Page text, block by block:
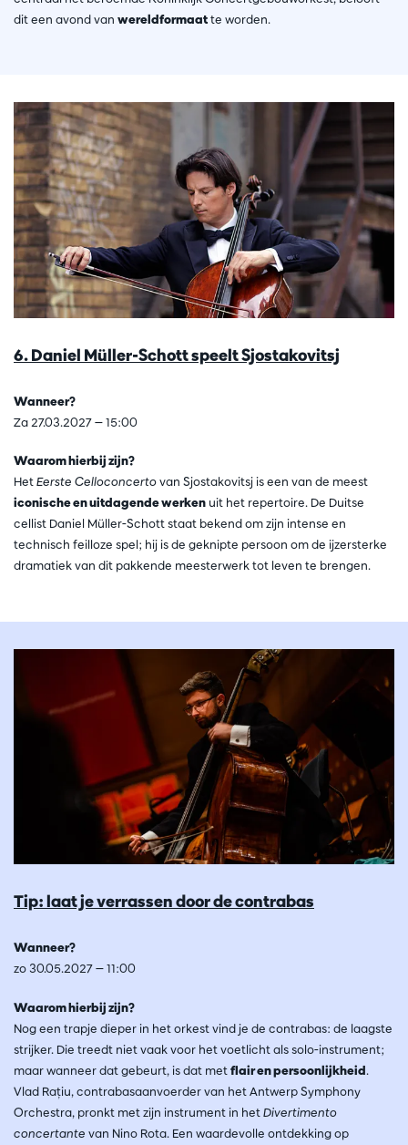
dit een avond van wereldformaatte worden.
6. Daniel Müller-Schott speelt Sjostakovitsj
Wanneer?
Za 27.03.2027 — 15:00
Waarom hierbij zijn?
HetEerste Celloconcertovan Sjostakovitsj is een van de meest
iconische en uitdagende werken uit het repertoire. De Duitse
cellist Daniel Müller-Schott staat bekend om zijn intense en
technisch feilloze spel; hij is de geknipte persoon om de ijzersterke
dramatiek van dit pakkende meesterwerk tot leven te brengen.
Tip: laat je verrassen door de contrabas
Wanneer?
zo 30.05.2027 — 11:00
Waarom hierbij zijn?
Nog een trapje dieper in het orkest vind je de contrabas: de laagste
strijker. Die treedt niet vaak voor het voetlicht als solo-instrument;
maar wanneer dat gebeurt, is dat metflair en persoonlijkheid.
Vlad Rațiu, contrabasaanvoerder van het Antwerp Symphony
Orchestra, pronkt met zijn instrument in hetDivertimento
concertante van Nino Rota. Een waardevolle ontdekking op